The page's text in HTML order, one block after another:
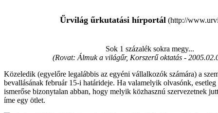
Űrvilág űrkutatási hírportál (http://
Sok 1 százalék sokra megy...
(Rovat: Álmuk a világűr, Korszerű oktatás -
Közeledik (egyelőre legalábbis az egyéni vállalkozók számára) a
bevallásának február 15-i határideje. Ha valamelyik olvasónk, esetleg
ismerőse bizonytalan abban, hogy melyik közhasznú szervezetnek
íme egy ötlet.